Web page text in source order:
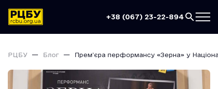
+38 (067) 23-22-894
РЦБУ Блог Прем’єра перформансу «Зерна» у